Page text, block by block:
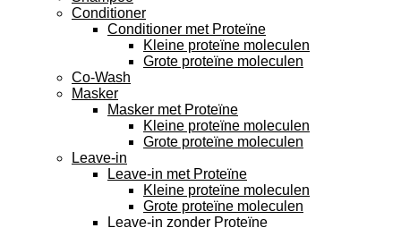
Conditioner
Conditioner met Proteïne
Kleine proteïne moleculen
Grote proteïne moleculen
Co-Wash
Masker
Masker met Proteïne
Kleine proteïne moleculen
Grote proteïne moleculen
Leave-in
Leave-in met Proteïne
Kleine proteïne moleculen
Grote proteïne moleculen
Leave-in zonder Proteïne